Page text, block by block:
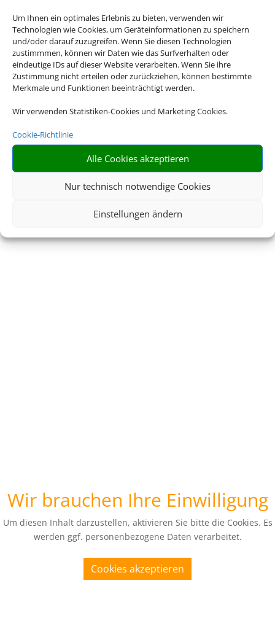
Um Ihnen ein optimales Erlebnis zu bieten, verwenden wir
Technologien wie Cookies, um Geräteinformationen zu speichern
und/oder darauf zuzugreifen. Wenn Sie diesen Technologien
zustimmmen, können wir Daten wie das Surfverhalten oder
eindeutige IDs auf dieser Website verarbeiten. Wenn Sie ihre
Zustimmung nicht erteilen oder zurückziehen, können bestimmte
Merkmale und Funktionen beeinträchtigt werden.
Wir verwenden Statistiken-Cookies und Marketing Cookies.
Cookie-Richtlinie
Alle Cookies akzeptieren
Nur technisch notwendige Cookies
Einstellungen ändern
Wir brauchen Ihre Einwilligung
Um diesen Inhalt darzustellen, aktivieren Sie bitte die Cookies. Es
werden ggf. personenbezogene Daten verarbeitet.
Cookies akzeptieren